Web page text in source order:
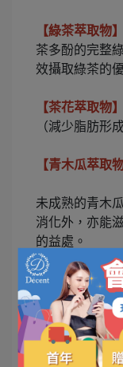
【綠茶萃取物】
茶多酚的完整
效攝取綠茶的
【茶花萃取物】
（減少脂肪形
【青木瓜萃取
未成熟的青木
消化外，亦能
的益處。